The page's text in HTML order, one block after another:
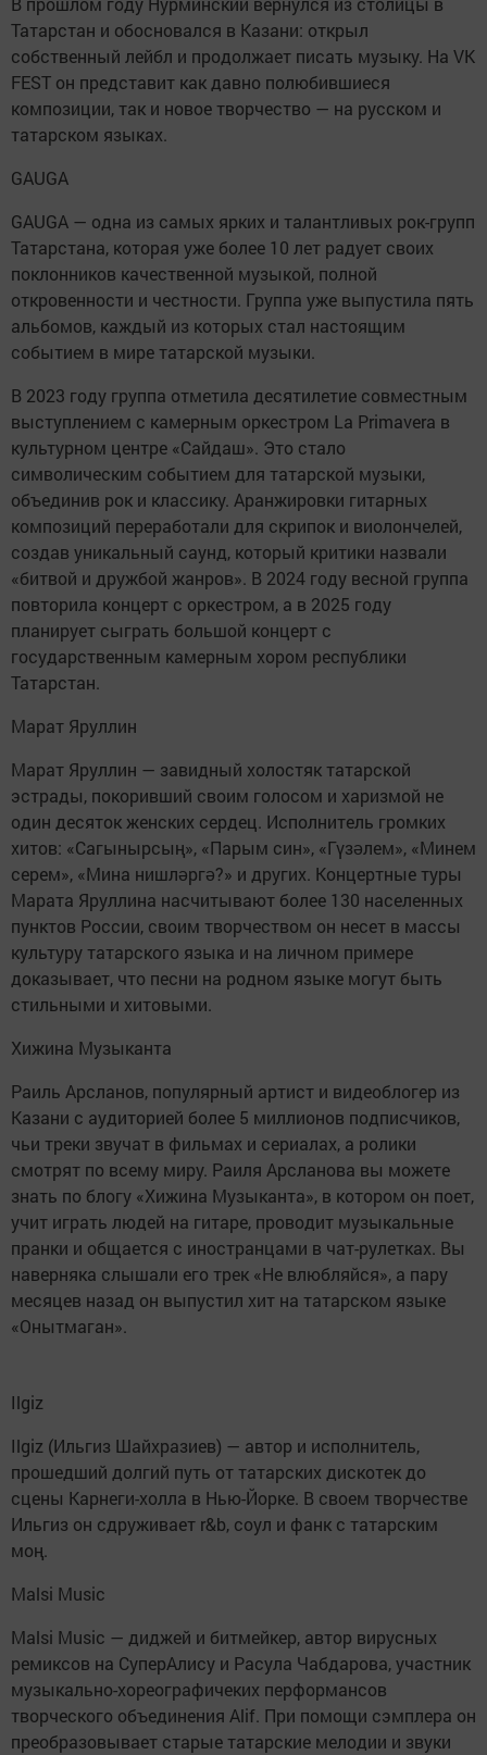
Татарстан и обосновался в Казани: открыл
собственный лейбл и продолжает писать музыку. На VK
FEST он представит как давно полюбившиеся
композиции, так и новое творчество — на русском и
татарском языках.
GAUGA
GAUGA — одна из самых ярких и талантливых рок-групп
Татарстана, которая уже более 10 лет радует своих
поклонников качественной музыкой, полной
откровенности и честности. Группа уже выпустила пять
альбомов, каждый из которых стал настоящим
событием в мире татарской музыки.
В 2023 году группа отметила десятилетие совместным
выступлением с камерным оркестром La Primavera в
культурном центре «Сайдаш». Это стало
символическим событием для татарской музыки,
объединив рок и классику. Аранжировки гитарных
композиций переработали для скрипок и виолончелей,
создав уникальный саунд, который критики назвали
«битвой и дружбой жанров». В 2024 году весной группа
повторила концерт с оркестром, а в 2025 году
планирует сыграть большой концерт с
государственным камерным хором республики
Татарстан.
Марат Яруллин
Марат Яруллин — завидный холостяк татарской
эстрады, покоривший своим голосом и харизмой не
один десяток женских сердец. Исполнитель громких
хитов: «Сагынырсың», «Парым син», «Гүзəлем», «Минем
серем», «Мина нишлəргə?» и других. Концертные туры
Марата Яруллина насчитывают более 130 населенных
пунктов России, своим творчеством он несет в массы
культуру татарского языка и на личном примере
доказывает, что песни на родном языке могут быть
стильными и хитовыми.
Хижина Музыканта
Раиль Арсланов, популярный артист и видеоблогер из
Казани с аудиторией более 5 миллионов подписчиков,
чьи треки звучат в фильмах и сериалах, а ролики
смотрят по всему миру. Раиля Арсланова вы можете
знать по блогу «Хижина Музыканта», в котором он поет,
учит играть людей на гитаре, проводит музыкальные
пранки и общается с иностранцами в чат-рулетках. Вы
наверняка слышали его трек «Не влюбляйся», а пару
месяцев назад он выпустил хит на татарском языке
«Онытмаган».
Ilgiz
Ilgiz (Ильгиз Шайхразиев) — автор и исполнитель,
прошедший долгий путь от татарских дискотек до
сцены Карнеги-холла в Нью-Йорке. В своем творчестве
Ильгиз он сдруживает r&b, соул и фанк с татарским
моң.
Malsi Music
Malsi Music — диджей и битмейкер, автор вирусных
ремиксов на СуперАлису и Расула Чабдарова, участник
музыкально-хореографичеких перформансов
творческого объединения Alif. При помощи сэмплера он
преобразовывает старые татарские мелодии и звуки